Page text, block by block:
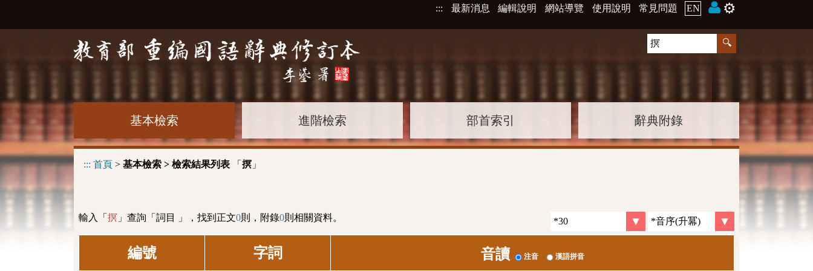
::: 最新消息 編輯說明 網站導覽 使用說明 常見問題 EN ⚙️
基本檢索 進階檢索 部首索引 辭典附錄
::: 首頁 > 基本檢索 > 檢索結果列表 「 㨠 」
輸入「 㨠 」查詢「詞目 」，找到正文0則，附錄0則相關資料。
編號 字詞 音讀 注音 漢語拼音